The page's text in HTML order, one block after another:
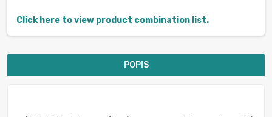
Click here to view product combination list.
POPIS